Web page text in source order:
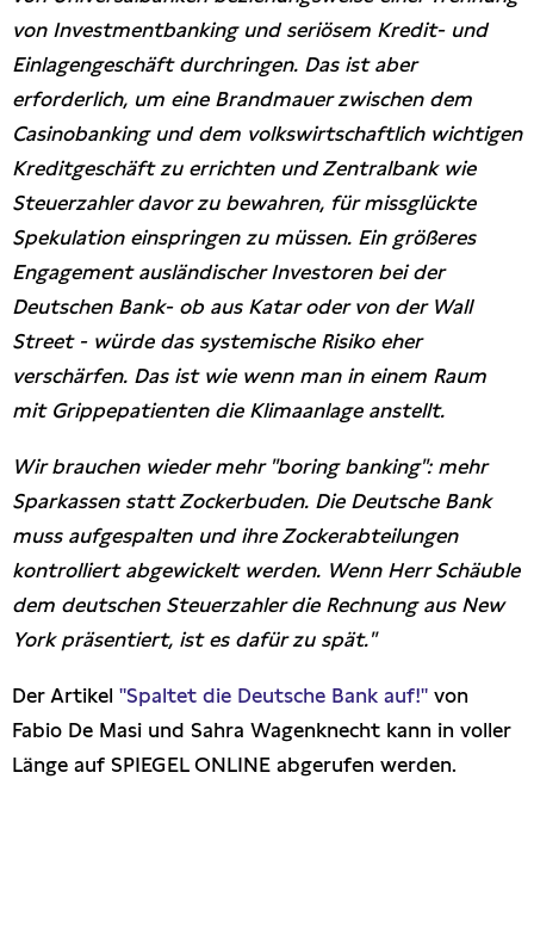
von Investmentbanking und seriösem Kredit- und
Einlagengeschäft durchringen. Das ist aber
erforderlich, um eine Brandmauer zwischen dem
Casinobanking und dem volkswirtschaftlich wichtigen
Kreditgeschäft zu errichten und Zentralbank wie
Steuerzahler davor zu bewahren, für missglückte
Spekulation einspringen zu müssen. Ein größeres
Engagement ausländischer Investoren bei der
Deutschen Bank- ob aus Katar oder von der Wall
Street - würde das systemische Risiko eher
verschärfen. Das ist wie wenn man in einem Raum
mit Grippepatienten die Klimaanlage anstellt.
Wir brauchen wieder mehr "boring banking": mehr
Sparkassen statt Zockerbuden. Die Deutsche Bank
muss aufgespalten und ihre Zockerabteilungen
kontrolliert abgewickelt werden. Wenn Herr Schäuble
dem deutschen Steuerzahler die Rechnung aus New
York präsentiert, ist es dafür zu spät."
Der Artikel "Spaltet die Deutsche Bank auf!" von
Fabio De Masi und Sahra Wagenknecht kann in voller
Länge auf SPIEGEL ONLINE abgerufen werden.